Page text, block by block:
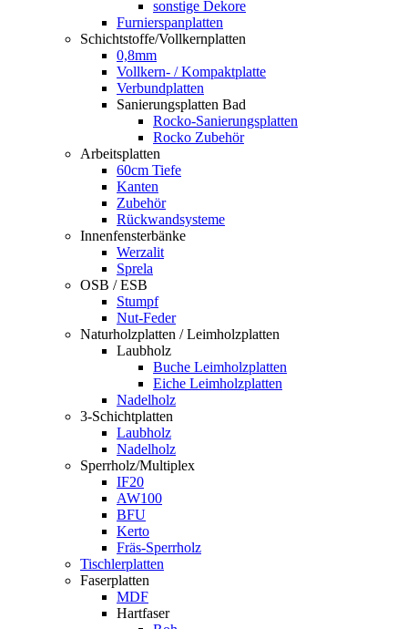
sonstige Dekore
Furnierspanplatten
Schichtstoffe/Vollkernplatten
0,8mm
Vollkern- / Kompaktplatte
Verbundplatten
Sanierungsplatten Bad
Rocko-Sanierungsplatten
Rocko Zubehör
Arbeitsplatten
60cm Tiefe
Kanten
Zubehör
Rückwandsysteme
Innenfensterbänke
Werzalit
Sprela
OSB / ESB
Stumpf
Nut-Feder
Naturholzplatten / Leimholzplatten
Laubholz
Buche Leimholzplatten
Eiche Leimholzplatten
Nadelholz
3-Schichtplatten
Laubholz
Nadelholz
Sperrholz/Multiplex
IF20
AW100
BFU
Kerto
Fräs-Sperrholz
Tischlerplatten
Faserplatten
MDF
Hartfaser